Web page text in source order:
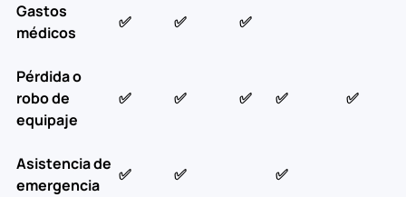
Gastos
médicos
✅ ✅ ✅
Pérdida o
robo de
equipaje
✅ ✅ ✅ ✅ ✅
Asistencia de
emergencia
✅ ✅ ✅